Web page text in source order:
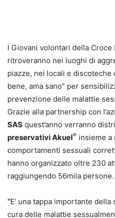
I Giovani volontari della Croce
ritroveranno nei luoghi di
piazze, nei locali e discoteche
bene, ama sano” per
prevenzione delle malattie
Grazie alla partnership con
SAS quest’anno verranno
preservativi Akuel® insieme a
comportamenti sessuali
hanno organizzato oltre 230
raggiungendo 56mila persone.
“E’ una tappa importante
cura delle malattie